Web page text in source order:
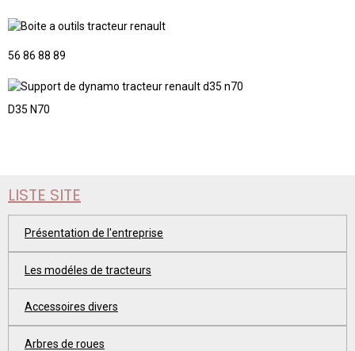
56 86 88 89
D35 N70
LISTE SITE
Présentation de l'entreprise
Les modéles de tracteurs
Accessoires divers
Arbres de roues